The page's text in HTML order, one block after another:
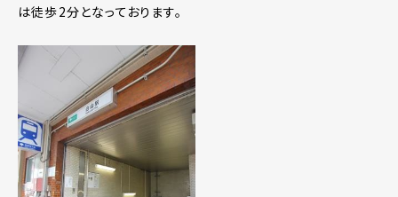
は徒歩2分となっております。